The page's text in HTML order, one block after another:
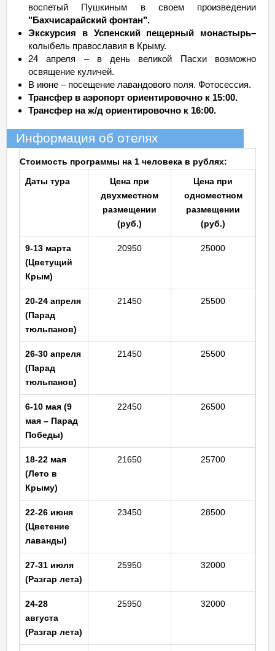
воспетый Пушкиным в своем произведении
"Бахчисарайский фонтан".
Экскурсия в Успенский пещерный монастырь–
колыбель православия в Крыму.
24 апреля – в день великой Пасхи возможно
освящение куличей.
В июне – посещение лавандового поля. Фотосессия.
Трансфер в аэропорт ориентировочно к 15:00.
Трансфер на ж/д ориентировочно к 16:00.
Информация об отелях
Стоимость программы на 1 человека в рублях:
Даты тура
Цена при
двухместном
размещении
(руб.)
Цена при
одноместном
размещении
(руб.)
9-13 марта
(Цветущий
Крым)
20950 25000
20-24 апреля
(Парад
тюльпанов)
21450 25500
26-30 апреля
(Парад
тюльпанов)
21450 25500
6-10 мая (9
мая – Парад
Победы)
22450 26500
18-22 мая
(Лето в
Крыму)
21650 25700
22-26 июня
(Цветение
лаванды)
23450 28500
27-31 июля
(Разгар лета)
25950 32000
24-28
августа
(Разгар лета)
25950 32000